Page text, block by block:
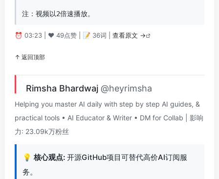
注：视频以2倍速播放。
⏰ 03:23 | ❤️ 49点赞 | 📝 36词 | 查看原文 →
↑ 返回顶部
Rimsha Bhardwaj @heyrimsha
Helping you master AI daily with step by step AI guides, &
practical tools • AI Educator & Writer • DM for Collab | 影响
力: 23.09k万粉丝
💡 核心观点: 开源GitHub项目可替代高价AI订阅服
务。